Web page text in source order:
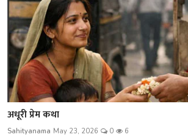
अधूरी प्रेम कथा
Sahityanama May 23, 2026 0 6